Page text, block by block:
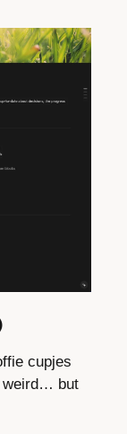
cupjes
weird… but